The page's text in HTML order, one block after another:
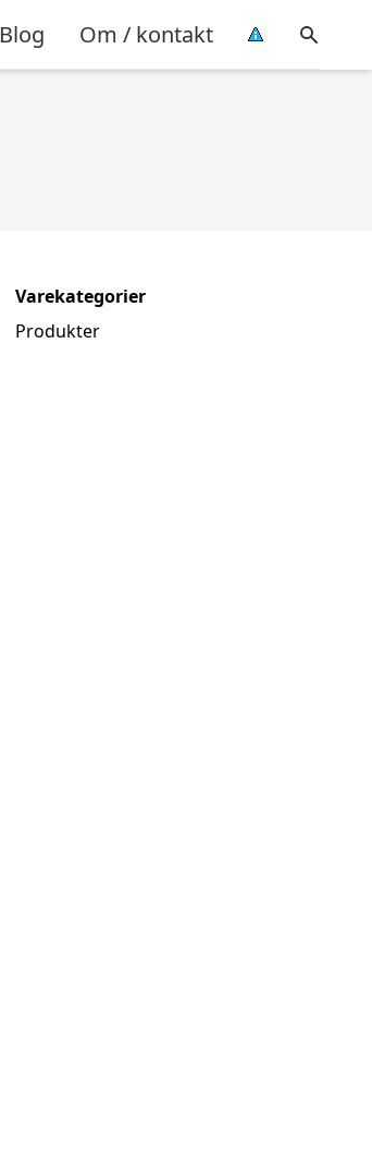
Blog Om / kontakt
Varekategorier
Produkter